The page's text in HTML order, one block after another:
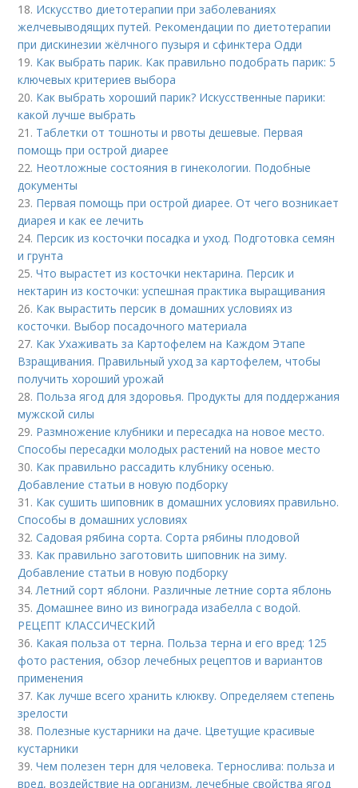
18. Искусство диетотерапии при заболеваниях
желчевыводящих путей. Рекомендации по диетотерапии
при дискинезии жёлчного пузыря и сфинктера Одди
19. Как выбрать парик. Как правильно подобрать парик: 5
ключевых критериев выбора
20. Как выбрать хороший парик? Искусственные парики:
какой лучше выбрать
21. Таблетки от тошноты и рвоты дешевые. Первая
помощь при острой диарее
22. Неотложные состояния в гинекологии. Подобные
документы
23. Первая помощь при острой диарее. От чего возникает
диарея и как ее лечить
24. Персик из косточки посадка и уход. Подготовка семян
и грунта
25.Что вырастет из косточки нектарина. Персик и
нектарин из косточки: успешная практика выращивания
26. Как вырастить персик в домашних условиях из
косточки. Выбор посадочного материала
27. Как Ухаживать за Картофелем на Каждом Этапе
Взращивания. Правильный уход за картофелем, чтобы
получить хороший урожай
28. Польза ягод для здоровья. Продукты для поддержания
мужской силы
29. Размножение клубники и пересадка на новое место.
Способы пересадки молодых растений на новое место
30. Как правильно рассадить клубнику осенью.
Добавление статьи в новую подборку
31. Как сушить шиповник в домашних условиях правильно.
Способы в домашних условиях
32.Садовая рябина сорта. Сорта рябины плодовой
33. Как правильно заготовить шиповник на зиму.
Добавление статьи в новую подборку
34. Летний сорт яблони. Различные летние сорта яблонь
35. Домашнее вино из винограда изабелла с водой.
РЕЦЕПТ КЛАССИЧЕСКИЙ
36. Какая польза от терна. Польза терна и его вред: 125
фото растения, обзор лечебных рецептов и вариантов
применения
37. Как лучше всего хранить клюкву. Определяем степень
зрелости
38. Полезные кустарники на даче. Цветущие красивые
кустарники
39.Чем полезен терн для человека. Тернослива: польза и
вред, воздействие на организм, лечебные свойства ягод